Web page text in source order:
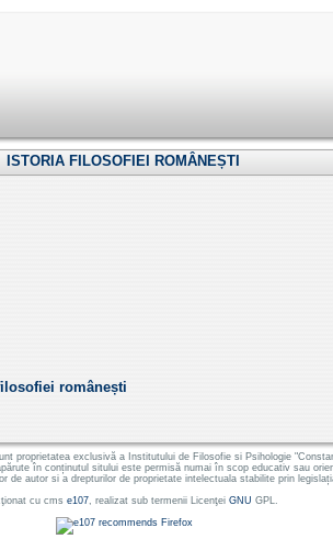
ISTORIA FILOSOFIEI ROMÂNEȘTI
românești
proprietatea exclusivă a Institutului de Filosofie si Psihologie
în conținutul sitului este permisă numai în scop educativ sau
de autor si a drepturilor de proprietate intelectuala stabilite prin
cu cms e107, realizat sub termenii Licenţei GNU GPL.